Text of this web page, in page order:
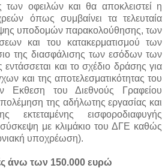
των οφειλών και θα αποκλειστεί η
όπως συμβαίνει τα τελευταία
υποδομών παρακολούθησης, των
και του κατακερματισμού των
της διασφάλισης των εσόδων των
και το σχέδιο δράσης για
και της αποτελεσματικότητας του
του Διεθνούς Γραφείου
της αδήλωτης εργασίας και
εκτεταμένης εισφοροδιαφυγής
σύσκεψη με κλιμάκιο του ΔΓΕ καθώς
υποχρέωση).
άνω των 150.000 ευρώ